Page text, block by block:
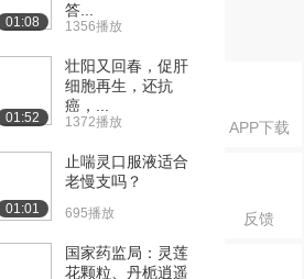
APP下载
反馈
01:08
答...
1356播放
01:52
壮阳又回春，促肝
细胞再生，还抗
癌，...
1372播放
01:01
止喘灵口服液适合
老慢支吗？
695播放
国家药监局：灵莲
花颗粒、丹栀逍遥